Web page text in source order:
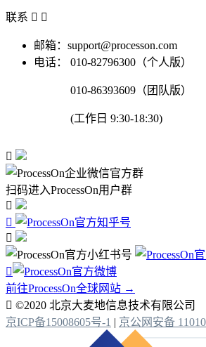
联系  
邮箱：support@processon.com
电话：
010-82796300（个人版）
010-86393609（团队版）
(工作日 9:30-18:30)

扫码进入ProcessOn用户群




前往ProcessOn全球网站 →
 ©2020 北京大麦地信息技术有限公司
京ICP备15008605号-1 | 京公网安备